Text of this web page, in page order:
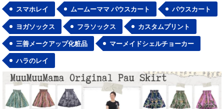
スマホレイ ムームーママ パウスカート パウスカート
ヨガソックス フラソックス カスタムプリント
三善メークアップ化粧品 マーメイドシェルチョーカー
ハラのレイ